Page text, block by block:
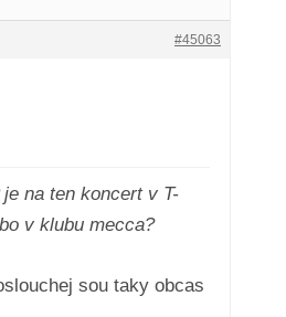
#45063
na ten koncert v T-
v klubu mecca?
sou taky obcas